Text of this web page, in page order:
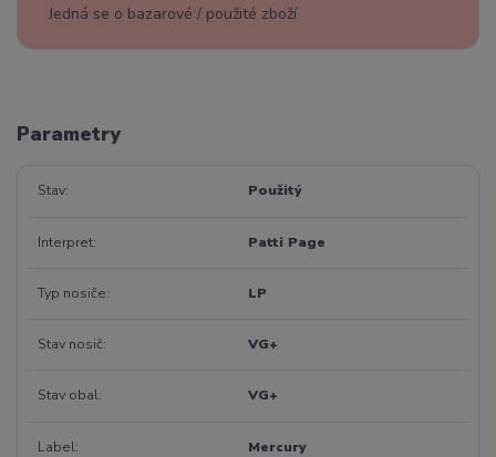
Jedná se o bazarové / použité zboží
Parametry
Stav Použitý
Interpret Patti Page
Typ nosiče LP
Stav nosič VG+
Stav obal VG+
Label Mercury